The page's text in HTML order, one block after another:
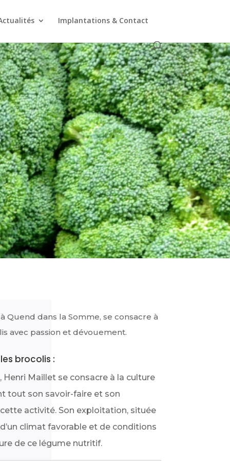
Implantations & Contact
Quend dans la Somme, se consacre à
avec passion et dévouement.
brocolis :
Henri Maillet se consacre à la culture
tout son savoir-faire et son
activité. Son exploitation, située
climat favorable et de conditions
de ce légume nutritif.